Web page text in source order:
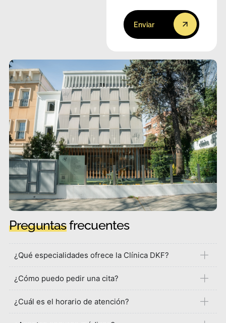
Enviar
Preguntasfrecuentes
¿Qué especialidades ofrece la Clínica DKF?
¿Cómo puedo pedir una cita?
¿Cuál es el horario de atención?